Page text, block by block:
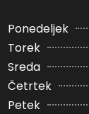
Ponedeljek
Torek
Sreda
Četrtek
Petek